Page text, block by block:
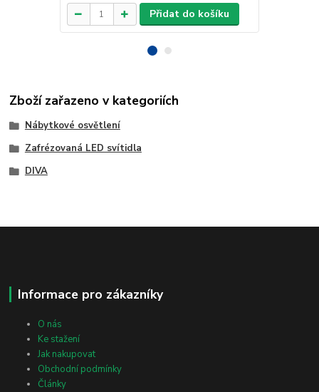
Přidat do košíku
Zboží zařazeno v kategoriích
Nábytkové osvětlení
Zafrézovaná LED svítidla
DIVA
Informace pro zákazníky
O nás
Ke stažení
Jak nakupovat
Obchodní podmínky
Články